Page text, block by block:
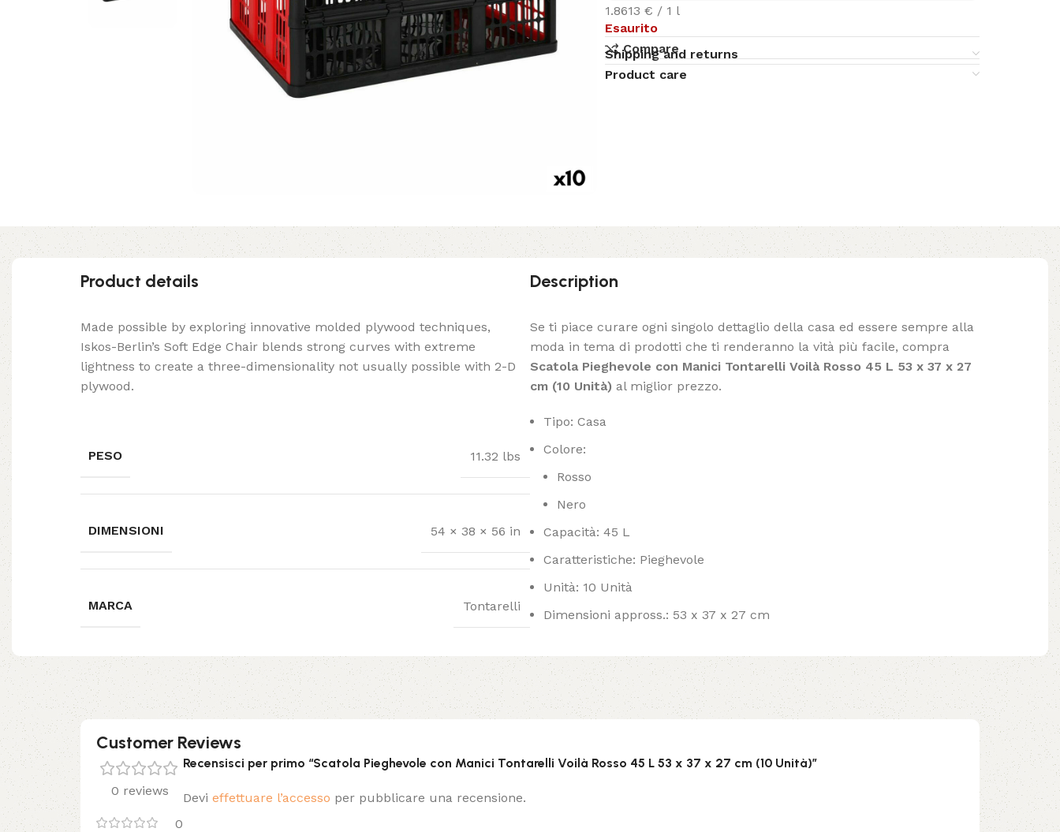
1.8613 € / 1 l
Esaurito
Compare
Shipping and returns
Product care
Product details
Made possible by exploring innovative molded plywood techniques,
Iskos-Berlin’s Soft Edge Chair blends strong curves with extreme
lightness to create a three-dimensionality not usually possible with 2-D
plywood.
PESO 11.32 lbs
DIMENSIONI 54 × 38 × 56 in
MARCA Tontarelli
Description
Se ti piace curare ogni singolo dettaglio della casa ed essere sempre alla
moda in tema di prodotti che ti renderanno la vità più facile, compra
Scatola Pieghevole con Manici Tontarelli Voilà Rosso 45 L 53 x 37 x 27
cm (10 Unità) al miglior prezzo.
Tipo: Casa
Colore:
Rosso
Nero
Capacità: 45 L
Caratteristiche: Pieghevole
Unità: 10 Unità
Dimensioni appross.: 53 x 37 x 27 cm
Customer Reviews
0 reviews
0
Recensisci per primo “Scatola Pieghevole con Manici Tontarelli Voilà Rosso 45 L 53 x 37 x 27 cm (10 Unità)”
Devi effettuare l’accesso per pubblicare una recensione.